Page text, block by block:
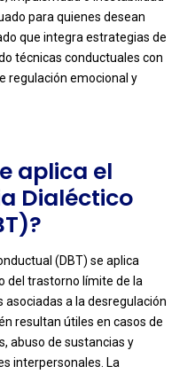
para quienes desean
que integra estrategias de
técnicas conductuales con
regulación emocional y
aplica el
Dialéctico
(DBT) se aplica
del trastorno límite de la
a la desregulación
resultan útiles en casos de
abuso de sustancias y
interpersonales. La